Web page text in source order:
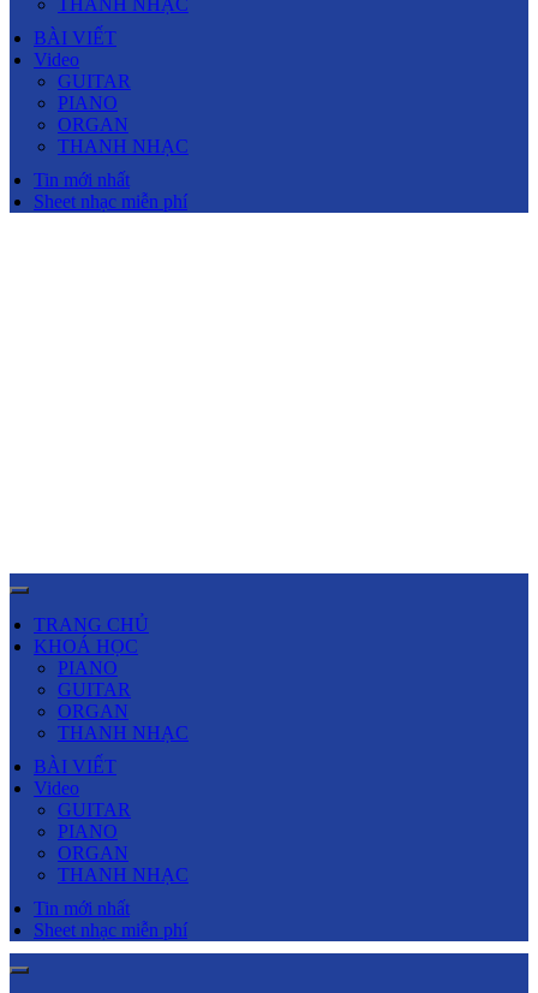
THANH NHẠC
BÀI VIẾT
Video
GUITAR
PIANO
ORGAN
THANH NHẠC
Tin mới nhất
Sheet nhạc miễn phí
TRANG CHỦ
KHOÁ HỌC
PIANO
GUITAR
ORGAN
THANH NHẠC
BÀI VIẾT
Video
GUITAR
PIANO
ORGAN
THANH NHẠC
Tin mới nhất
Sheet nhạc miễn phí